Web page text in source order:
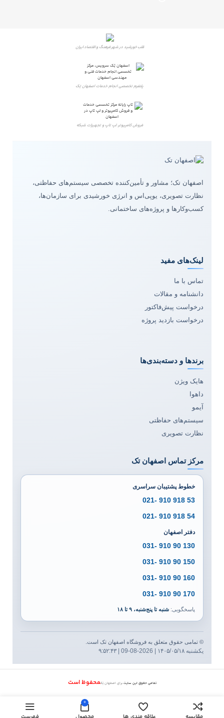
قلب خورشید در شهر فرهنگ و اقتصاد ایران
پلتفرم تخصصی انجام خدمات اصفهان تِک
فروش کامپیوتر، لپ تاپ و تجهیزات شبکه
اصفهان تک؛ مشاور و تأمین‌کننده تخصصی سیستم‌های حفاظتی،
نظارت تصویری، یوپی‌اس و انرژی خورشیدی برای سازمان‌ها،
کسب‌وکارها و پروژه‌های ساختمانی.
لینک‌های مفید
تماس با ما
دانشنامه و مقالات
درخواست پیش‌فاکتور
درخواست بازدید پروژه
برندها و دسته‌بندی‌ها
هایک ویژن
داهوا
آیمو
سیستم‌های حفاظتی
نظارت تصویری
مرکز تماس اصفهان تک
خطوط پشتیبان سراسری
53 918 910 -021
54 918 910 -021
دفتر اصفهان
130 90 910 -031
150 90 910 -031
160 90 910 -031
170 90 910 -031
پاسخگویی: شنبه تا پنج‌شنبه، ۹ تا ۱۸
© تمامی حقوق متعلق به فروشگاه اصفهان تک است.
یکشنبه ۱۴۰۵/۰۵/۱۸ | 2026-08-09 | ۹:۵۲:۴۳
تمامی حقوق این سایت برای اصفهان تِکمحفوظ است
0